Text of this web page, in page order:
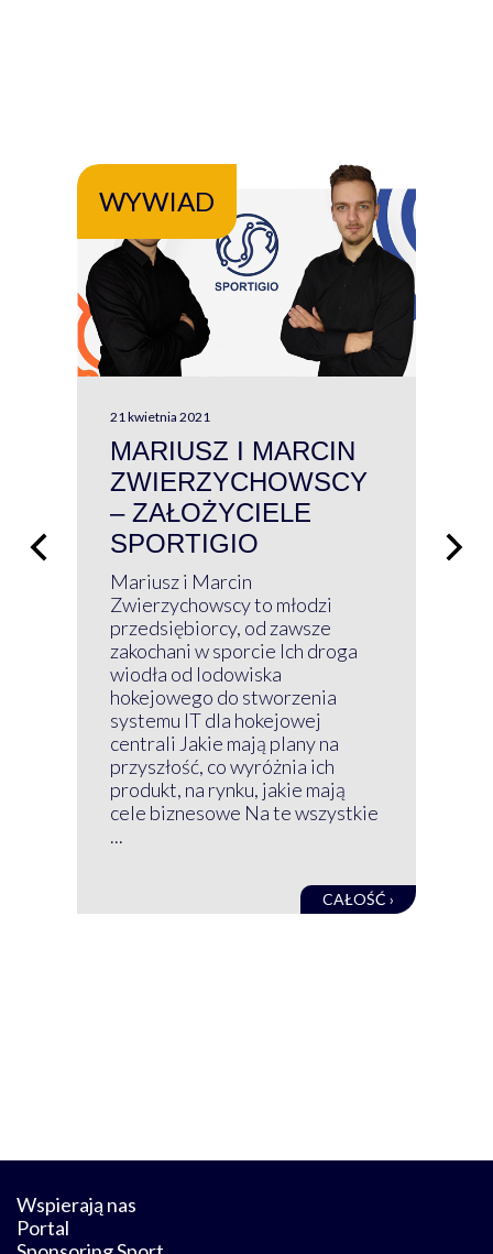
WYWIAD
21 kwietnia 2021
MARIUSZ I MARCIN
ZWIERZYCHOWSCY
– ZAŁOŻYCIELE
SPORTIGIO
Mariusz i Marcin
Zwierzychowscy to młodzi
przedsiębiorcy, od zawsze
zakochani w sporcie Ich droga
wiodła od lodowiska
hokejowego do stworzenia
systemu IT dla hokejowej
centrali Jakie mają plany na
przyszłość, co wyróżnia ich
produkt, na rynku, jakie mają
cele biznesowe Na te wszystkie
...
CAŁOŚĆ ›
Wspierają nas
Portal